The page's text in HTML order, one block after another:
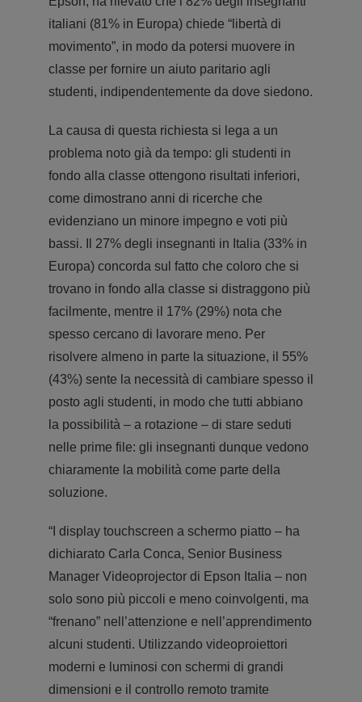
italiani (81% in Europa) chiede “libertà di
movimento”, in modo da potersi muovere in
classe per fornire un aiuto paritario agli
studenti, indipendentemente da dove siedono.
La causa di questa richiesta si lega a un
problema noto già da tempo: gli studenti in
fondo alla classe ottengono risultati inferiori,
come dimostrano anni di ricerche che
evidenziano un minore impegno e voti più
bassi. Il 27% degli insegnanti in Italia (33% in
Europa) concorda sul fatto che coloro che si
trovano in fondo alla classe si distraggono più
facilmente, mentre il 17% (29%) nota che
spesso cercano di lavorare meno. Per
risolvere almeno in parte la situazione, il 55%
(43%) sente la necessità di cambiare spesso il
posto agli studenti, in modo che tutti abbiano
la possibilità – a rotazione – di stare seduti
nelle prime file: gli insegnanti dunque vedono
chiaramente la mobilità come parte della
soluzione.
“I display touchscreen a schermo piatto – ha
dichiarato Carla Conca, Senior Business
Manager Videoprojector di Epson Italia – non
solo sono più piccoli e meno coinvolgenti, ma
“frenano” nell’attenzione e nell’apprendimento
alcuni studenti. Utilizzando videoproiettori
moderni e luminosi con schermi di grandi
dimensioni e il controllo remoto tramite